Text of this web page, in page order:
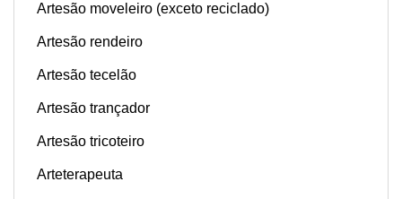
Artesão moveleiro (exceto reciclado)
Artesão rendeiro
Artesão tecelão
Artesão trançador
Artesão tricoteiro
Arteterapeuta